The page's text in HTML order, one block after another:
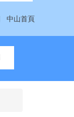
中山首頁